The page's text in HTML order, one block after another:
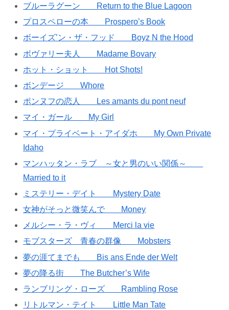
ブルーラグーン Return to the Blue Lagoon
プロスペローの本 Prospero’s Book
ボーイズ’ン・ザ・フッド Boyz N the Hood
ボヴァリー夫人 Madame Bovary
ホット・ショット Hot Shots!
ボンデージ Whore
ポンヌフの恋人 Les amants du pont neuf
マイ・ガール My Girl
マイ・プライベート・アイダホ My Own Private
Idaho
マンハッタン・ラブ ～女と男のいい関係～
Married to it
ミステリー・デイト Mystery Date
女神がそっと微笑んで Money
メルシー・ラ・ヴィ Merci la vie
モブスターズ 青春の群像 Mobsters
夢の涯てまでも Bis ans Ende der Welt
夢の降る街 The Butcher’s Wife
ランブリング・ローズ Rambling Rose
リトルマン・テイト Little Man Tate